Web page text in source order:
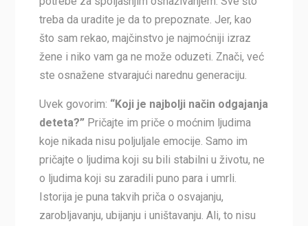
treba da uradite je da to prepoznate. Jer, kao
što sam rekao, majčinstvo je najmoćniji izraz
žene i niko vam ga ne može oduzeti. Znači, već
ste osnažene stvarajući narednu generaciju.
Uvek govorim: “Koji je najbolji način odgajanja
deteta?” Pričajte im priče o moćnim ljudima
koje nikada nisu poljuljale emocije. Samo im
pričajte o ljudima koji su bili stabilni u životu, ne
o ljudima koji su zaradili puno para i umrli.
Istorija je puna takvih priča o osvajanju,
zarobljavanju, ubijanju i uništavanju. Ali, to nisu